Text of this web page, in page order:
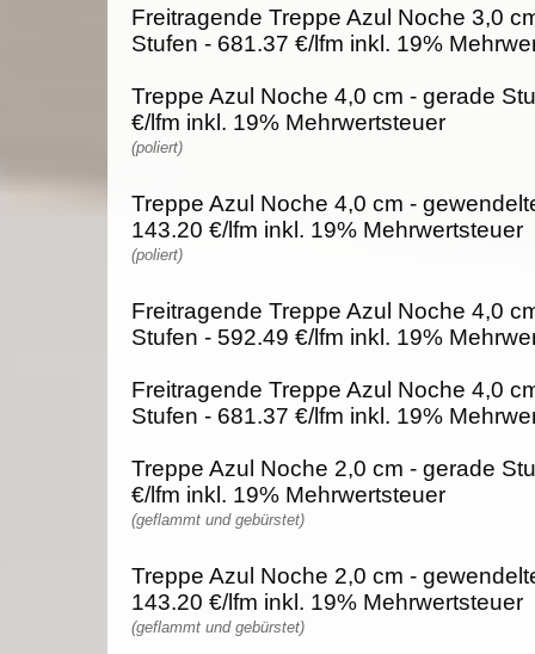
Freitragende Treppe Azul Noche 3,0
Stufen - 681.37 €/lfm inkl. 19%
Treppe Azul Noche 4,0 cm - gerade
€/lfm inkl. 19% Mehrwertsteuer
(poliert)
Treppe Azul Noche 4,0 cm -
143.20 €/lfm inkl. 19% Mehrwertsteuer
(poliert)
Freitragende Treppe Azul Noche 4,0
Stufen - 592.49 €/lfm inkl. 19%
Freitragende Treppe Azul Noche 4,0
Stufen - 681.37 €/lfm inkl. 19%
Treppe Azul Noche 2,0 cm - gerade
€/lfm inkl. 19% Mehrwertsteuer
(geflammt und gebürstet)
Treppe Azul Noche 2,0 cm -
143.20 €/lfm inkl. 19% Mehrwertsteuer
(geflammt und gebürstet)